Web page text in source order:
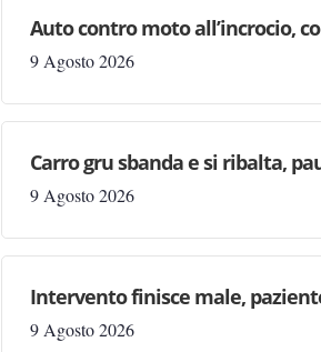
Auto contro moto all’incrocio,
9 Agosto 2026
Carro gru sbanda e si ribalta,
9 Agosto 2026
Intervento finisce male,
9 Agosto 2026